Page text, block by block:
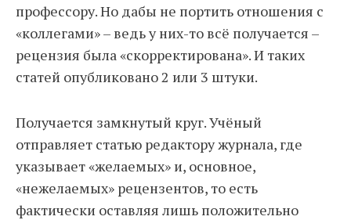
профессору. Но дабы не портить отношения с
«коллегами» – ведь у них-то всё получается –
рецензия была «скорректирована». И таких
статей опубликовано 2 или 3 штуки.
Получается замкнутый круг. Учёный
отправляет статью редактору журнала, где
указывает «желаемых» и, основное,
«нежелаемых» рецензентов, то есть
фактически оставляя лишь положительно